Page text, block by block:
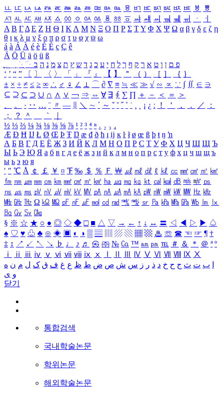
ㅥ ㅦ ㅧ ㅨ ㅩ ㅪ ㅫ ㅬ ㅭ ㅮ ㅯ ㅰ ㅱ ㅲ ㅳ ㅴ ㅵ ㅶ ㅷ ㅸ
ㅹ
ㅺ ㅻ ㅼ ㅽ ㅾ ㅿ ㆀ ㆁ ㆂ ㆃ ㆄ ㆅ ㆆ ㆇ ㆈ ㆉ ㆊ ㆋ ㆌ ㆍ
ㆎ
Α Β ΓΔ Ε Ζ Η Θ Ι ΚΛ Μ Ν Ξ Ο Π Ρ Σ ΤΥ Φ Χ Ψ Ω α β γ δ ε ζ η
θ ι κ λ μ ν ξ ο π ρ σ τ υ φ χ ψ ω
á à Á À é è É È ç Ç ê
Ä Ö Ü ä ö ü ß
ִֶֹ ֻּ ׁׂ פ ם ן ו ט א ר ק ף ך ל ח י ע כ ג ד ש ץ ת צ מ נ ה ב
‘ ’ “ ” 〔 〕 〈 〉 「 」 『 』 【 】 ＂ （ ） ［ ］ ｛ ｝
± × ÷ ≠ ≤ ≥ ∞ ∴ ♂ ♀ ∠ ⊥ ⌒ ∂ ∇ ≡ ≒ ≪ ≫ √ ∽ ∝ ∵ ∫ ∬ ∈ ∋
⊆ ⊇ ⊂ ⊃ ∪ ∩ ∧ ∨ ￢ ⇒ ⇔ ∀ ∃ ∮ ∑ ∏ ＋ － ＜ ＝
＞
、
。 · ‥ … ¨ 〃 ― ＼ ∼ ´ ～ ˇ ˘ ˝ ˚ ˙ ¸ ¡ ¿ ː ！ ＇ ， ． ／
：
；
？ ＾ ｀
½ ⅓ ⅔ ¼ ¾ ⅛ ⅜ ⅝ ⅞ ¹ ² ³ ⁴ ⁿ ₁ ₂ ₃ ₄
Æ Ð Ħ Ĳ Ł Ø Œ Þ Ŧ Ŋ æ đ ð ħ ı ĳ ĸ ŀ ł ø œ ß þ ŧ ŋ ŉ
А Б В Г Д Е Ё Ж З И Й К Л М Н О П Р С Т У Ф Х Ц Ч Ш Щ Ъ
Ы Ь Э Ю Я а б в г д е ё ж з и й к л м н о п р с т у ф х ц ч ш щ ъ
ы ь э ю я
′ ″ ℃ Å ￠ ￡ ￥ ¤ ℉ ‰ ＄ ％ Ｆ ￦ ㎕ ㎖ ㎗ ℓ ㎘ ㏄ ㎣ ㎤ ㎥ ㎦
㎙ ㎚ ㎛ ㎜ ㎝ ㎞ ㎟ ㎠ ㎡ ㎢ ㏊ ㎍ ㎎ ㎏ ㏏ ㎈ ㎉ ㏈ ㎧ ㎨ ㎰
㎱ ㎲ ㎳ ㎴ ㎵ ㎶ ㎷ ㎸ ㎹ ㎀ ㎁ ㎂ ㎃ ㎄ ㎺ ㎻ ㎽ ㎾ ㎿ ㎐ ㎑
㎒ ㎓ ㎔ Ω ㏀ ㏁ ㎊ ㎋ ㎌ ㏖ ㏅ ㎭ ㎮ ㎯ ㏛ ㎩ ㎪ ㎫ ㎬ ㏝ ㏐
㏓
㏃ ㏉ ㏜ ㏆
§ ※ ☆ ★ ○ ● ◎ ◇ ◆ □ ■ △ ▽ → ← ↑ ↓ ↔ 〓 ◁ ◀ ▷ ▶ ♤
♠ ♡ ♥ ♧ ♣ ⊙ ◈ ▣ ◐ ◑ ▒ ▤ ▨ ▧ ▦ ▩ ♨ ☏ ☎ ☜ ☞ ¶ †
‡ ↕ ↗ ↙ ↖ ↘ ♭ ♩ ♪ ♬ ㉿ ㈜ № ㏇ ™ ㏂ ㏘ ℡ ＃ ＆ ＊ ＠ ª º
ⅰ
ⅱ ⅲ ⅳ ⅴ ⅵ ⅶ ⅷ ⅸ ⅹ Ⅳ Ⅴ Ⅵ Ⅶ Ⅷ Ⅸ Ⅹ
ب ت ث ج ح خ د ذ ر ز س ش ص ض ط ظ ع غ ف ق ک ل م ن ه
و ی
닫기
통합검색
국내학술논문
학위논문
해외학술논문